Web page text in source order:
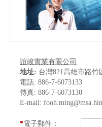
誼峻實業有限公司
地址: 台灣821高雄市路竹
電話: 886-7-6073133
傳真: 886-7-6073130
E-mail:
*電子郵件：